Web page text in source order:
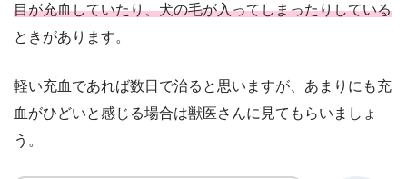
目が充血していたり、犬の毛が入ってしまったりしている
ときがあります。
軽い充血であれば数日で治ると思いますが、あまりにも充
血がひどいと感じる場合は獣医さんに見てもらいましょ
う。